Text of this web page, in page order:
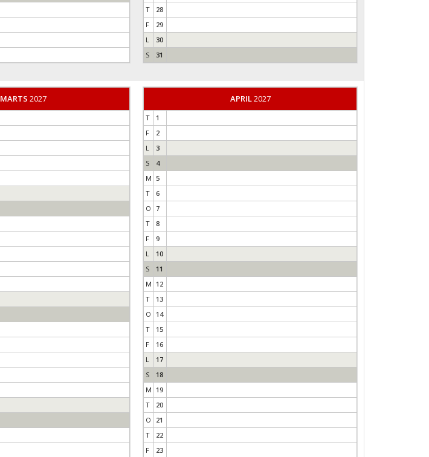
T
28
F
29
L
30
S
31
MARTS 2027 APRIL2027
T
1
F
2
L
3
S
4
M 5
T
6
O
7
T
8
F
9
L
10
S
11
M 12
T
13
O
14
T
15
F
16
L
17
S
18
M 19
T
20
O
21
T
22
F
23